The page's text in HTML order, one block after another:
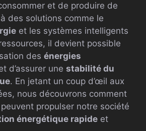
et de produire de
à des solutions comme le
et les systèmes intelligents
il devient possible
des énergies
d’assurer une stabilité du
. En jetant un coup d’œil aux
nous découvrons comment
propulser notre société
énergétique rapide et